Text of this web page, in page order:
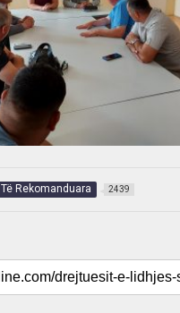
Të Rekomanduara 2439